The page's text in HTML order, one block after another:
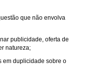
que não envolva
publicidade, oferta de
natureza;
em duplicidade sobre o